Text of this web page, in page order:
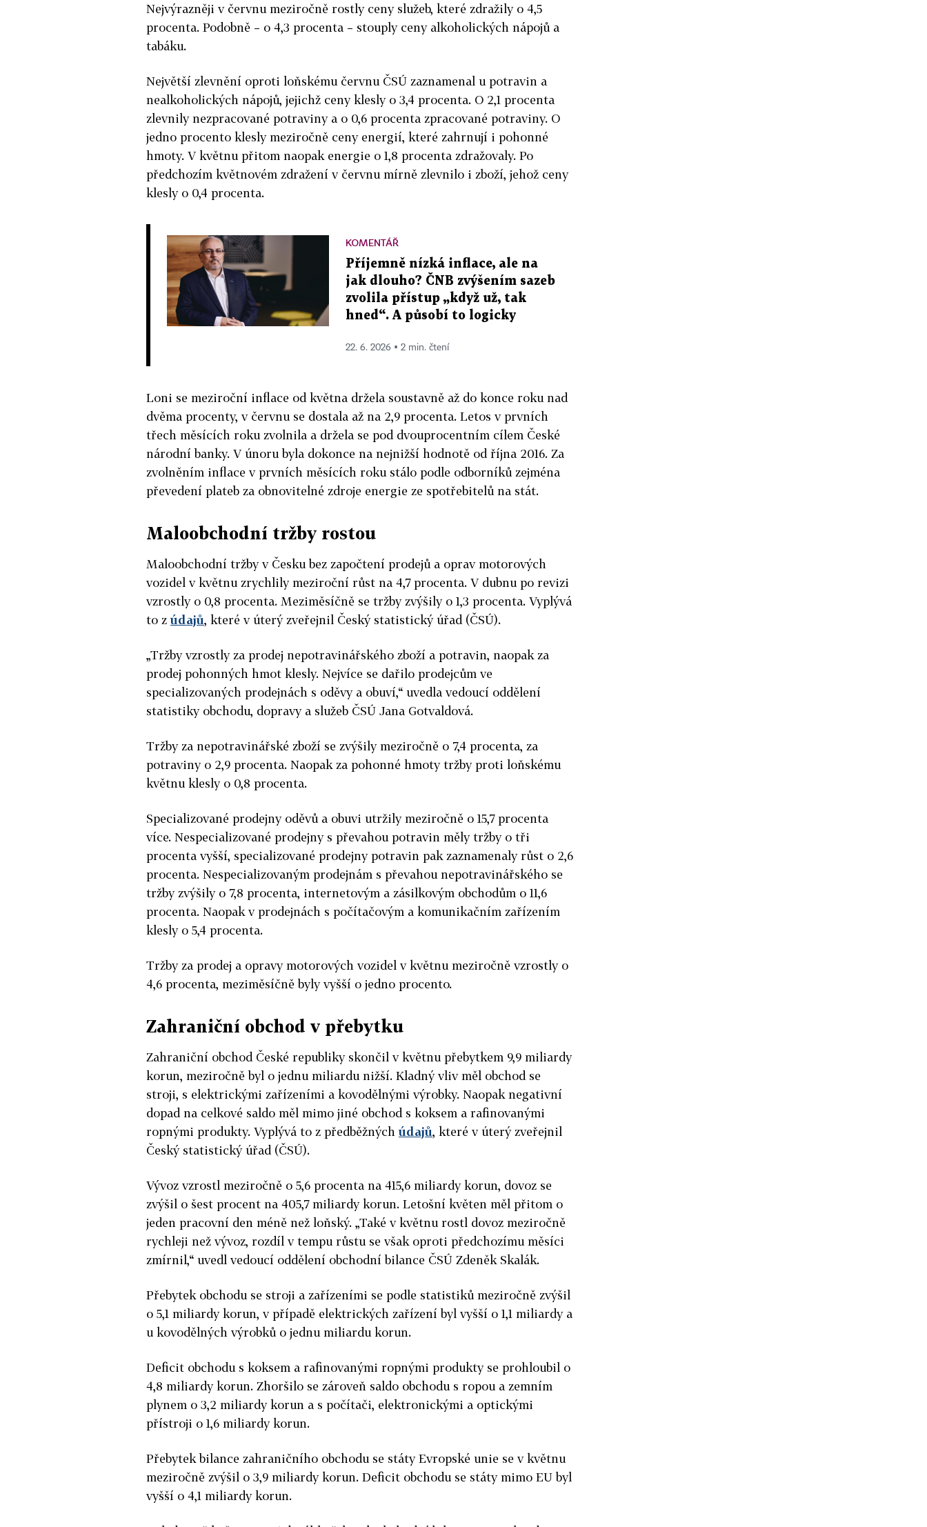
Nejvýrazněji v červnu meziročně rostly ceny služeb, které zdražily o 4,5
procenta. Podobně – o 4,3 procenta – stouply ceny alkoholických nápojů a
tabáku.
Největší zlevnění oproti loňskému červnu ČSÚ zaznamenal u potravin a
nealkoholických nápojů, jejichž ceny klesly o 3,4 procenta. O 2,1 procenta
zlevnily nezpracované potraviny a o 0,6 procenta zpracované potraviny. O
jedno procento klesly meziročně ceny energií, které zahrnují i pohonné
hmoty. V květnu přitom naopak energie o 1,8 procenta zdražovaly. Po
předchozím květnovém zdražení v červnu mírně zlevnilo i zboží, jehož ceny
klesly o 0,4 procenta.
KOMENTÁŘ
Příjemně nízká inflace, ale na
jak dlouho? ČNB zvýšením sazeb
zvolila přístup „když už, tak
hned“. A působí to logicky
22. 6. 2026 ▪ 2 min. čtení
Loni se meziroční inflace od května držela soustavně až do konce roku nad
dvěma procenty, v červnu se dostala až na 2,9 procenta. Letos v prvních
třech měsících roku zvolnila a držela se pod dvouprocentním cílem České
národní banky. V únoru byla dokonce na nejnižší hodnotě od října 2016. Za
zvolněním inflace v prvních měsících roku stálo podle odborníků zejména
převedení plateb za obnovitelné zdroje energie ze spotřebitelů na stát.
Maloobchodní tržby rostou
Maloobchodní tržby v Česku bez započtení prodejů a oprav motorových
vozidel v květnu zrychlily meziroční růst na 4,7 procenta. V dubnu po revizi
vzrostly o 0,8 procenta. Meziměsíčně se tržby zvýšily o 1,3 procenta. Vyplývá
to zúdajů, které v úterý zveřejnil Český statistický úřad (ČSÚ).
„Tržby vzrostly za prodej nepotravinářského zboží a potravin, naopak za
prodej pohonných hmot klesly. Nejvíce se dařilo prodejcům ve
specializovaných prodejnách s oděvy a obuví,“ uvedla vedoucí oddělení
statistiky obchodu, dopravy a služeb ČSÚ Jana Gotvaldová.
Tržby za nepotravinářské zboží se zvýšily meziročně o 7,4 procenta, za
potraviny o 2,9 procenta. Naopak za pohonné hmoty tržby proti loňskému
květnu klesly o 0,8 procenta.
Specializované prodejny oděvů a obuvi utržily meziročně o 15,7 procenta
více. Nespecializované prodejny s převahou potravin měly tržby o tři
procenta vyšší, specializované prodejny potravin pak zaznamenaly růst o 2,6
procenta. Nespecializovaným prodejnám s převahou nepotravinářského se
tržby zvýšily o 7,8 procenta, internetovým a zásilkovým obchodům o 11,6
procenta. Naopak v prodejnách s počítačovým a komunikačním zařízením
klesly o 5,4 procenta.
Tržby za prodej a opravy motorových vozidel v květnu meziročně vzrostly o
4,6 procenta, meziměsíčně byly vyšší o jedno procento.
Zahraniční obchod v přebytku
Zahraniční obchod České republiky skončil v květnu přebytkem 9,9 miliardy
korun, meziročně byl o jednu miliardu nižší. Kladný vliv měl obchod se
stroji, s elektrickými zařízeními a kovodělnými výrobky. Naopak negativní
dopad na celkové saldo měl mimo jiné obchod s koksem a rafinovanými
ropnými produkty. Vyplývá to z předběžnýchúdajů, které v úterý zveřejnil
Český statistický úřad (ČSÚ).
Vývoz vzrostl meziročně o 5,6 procenta na 415,6 miliardy korun, dovoz se
zvýšil o šest procent na 405,7 miliardy korun. Letošní květen měl přitom o
jeden pracovní den méně než loňský. „Také v květnu rostl dovoz meziročně
rychleji než vývoz, rozdíl v tempu růstu se však oproti předchozímu měsíci
zmírnil,“ uvedl vedoucí oddělení obchodní bilance ČSÚ Zdeněk Skalák.
Přebytek obchodu se stroji a zařízeními se podle statistiků meziročně zvýšil
o 5,1 miliardy korun, v případě elektrických zařízení byl vyšší o 1,1 miliardy a
u kovodělných výrobků o jednu miliardu korun.
Deficit obchodu s koksem a rafinovanými ropnými produkty se prohloubil o
4,8 miliardy korun. Zhoršilo se zároveň saldo obchodu s ropou a zemním
plynem o 3,2 miliardy korun a s počítači, elektronickými a optickými
přístroji o 1,6 miliardy korun.
Přebytek bilance zahraničního obchodu se státy Evropské unie se v květnu
meziročně zvýšil o 3,9 miliardy korun. Deficit obchodu se státy mimo EU byl
vyšší o 4,1 miliardy korun.